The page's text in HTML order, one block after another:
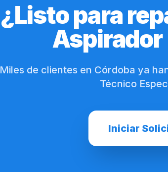
¿Listo para
Aspirador
Miles de clientes en Córdoba ya
Técnico
Iniciar